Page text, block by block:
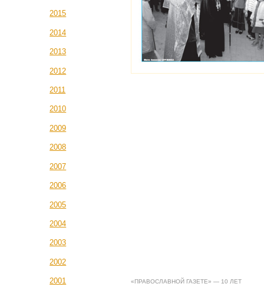
2015
2014
2013
2012
2011
2010
2009
2008
2007
2006
2005
2004
2003
2002
2001 «ПРАВОСЛАВНОЙ ГАЗЕТЕ» — 10 ЛЕТ